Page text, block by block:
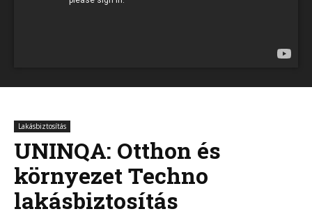
Lakásbiztosítás
UNINQA: Otthon és
környezet Techno
lakásbiztosítás